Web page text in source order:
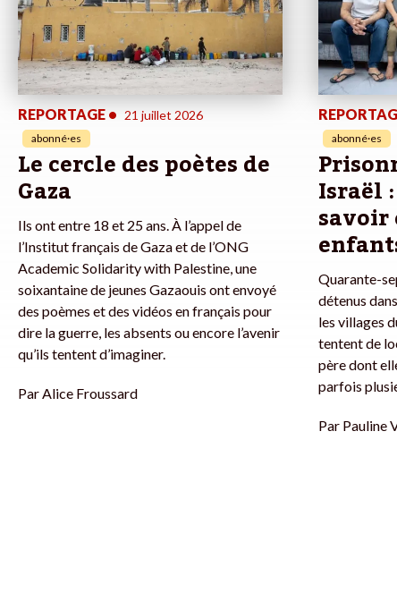
REPORTAGE • 21 juillet 2026
abonné·es
Le cercle des poètes de
Gaza
Ils ont entre 18 et 25 ans. À l’appel de
l’Institut français de Gaza et de l’ONG
Academic Solidarity with Palestine, une
soixantaine de jeunes Gazaouis ont envoyé
des poèmes et des vidéos en français pour
dire la guerre, les absents ou encore l’avenir
qu’ils tentent d’imaginer.
ParAlice Froussard
abonné·es
Israël
savoir
Quarante-
détenus
les villages
tentent de
père dont
parfois
Par Pauline